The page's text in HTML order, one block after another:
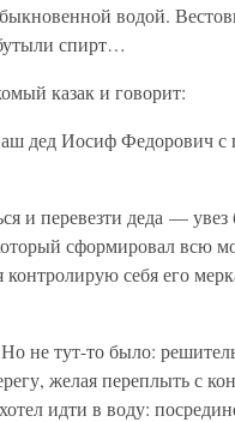
водой.
спирт…
казак и говорит:
дед Иосиф Федорович с
и перевезти деда —
сформировал всю
контролирую себя его
не тут-то было:
желая переплыть с
идти в воду: